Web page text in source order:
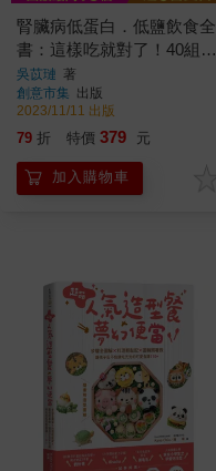
腎臟病低蛋白．低鹽飲食全
書：這樣吃就對了！40組健
康餐X151道常備菜
吳苡璉 著
創意市集 出版
2023/11/11 出版
79 折 特價 379 元
加入購物車